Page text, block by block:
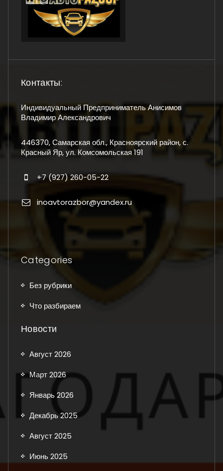
Контакты:
Индивидуальный Предприниматель Анисимов
Владимир Александрович
446370, Самарская обл., Красноярский район, с.
Красный Яр, ул. Комсомольская 191
+7 (927) 260-05-22
inoavtorazbor@yandex.ru
Categories
Без рубрики
Что разбираем
Новости
Август 2026
Март 2026
Январь 2026
Декабрь 2025
Август 2025
Июнь 2025